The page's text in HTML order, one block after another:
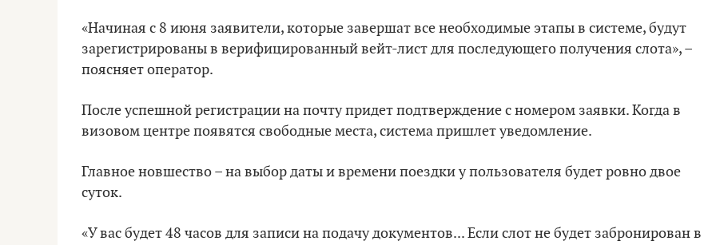
«Начиная с 8 июня заявители, которые завершат все необходимые этапы в системе, будут
зарегистрированы в верифицированный вейт-лист для последующего получения слота», –
поясняет оператор.
После успешной регистрации на почту придет подтверждение с номером заявки. Когда в
визовом центре появятся свободные места, система пришлет уведомление.
Главное новшество – на выбор даты и времени поездки у пользователя будет ровно двое
суток.
«У вас будет 48 часов для записи на подачу документов... Если слот не будет забронирован в